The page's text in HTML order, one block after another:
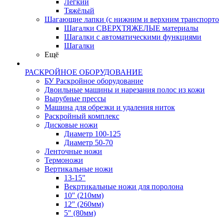
Лёгкий
Тяжёлый
Шагающие лапки (с нижним и верхним
Шагалки СВЕРХТЯЖЕЛЫЕ материалы
Шагалки с автоматическими функциями
Шагалки
Ещё
РАСКРОЙНОЕ ОБОРУДОВАНИЕ
БУ Раскройное оборудование
Двоильные машины и нарезания полос из кожи
Вырубные прессы
Машина для обрезки и удаления ниток
Раскройный комплекс
Дисковые ножи
Диаметр 100-125
Диаметр 50-70
Ленточные ножи
Термоножи
Вертикальные ножи
13-15"
Векртикальные ножи для поролона
10" (210мм)
12" (260мм)
5" (80мм)